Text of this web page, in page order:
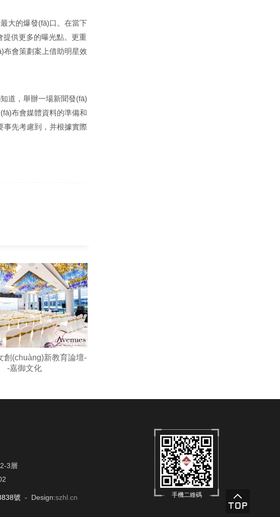
大的爆發(fā)口。在當下
提供更多的曝光點。更重
布會策劃案上借助明星效
，舉辦一場新聞發(fā)
(fā)布會媒體資料的準備和
考慮到，并根據實際
創(chuàng)新教育論壇-
-嘉御文化
3層
號 - Design:szhl.cn 手機二維碼